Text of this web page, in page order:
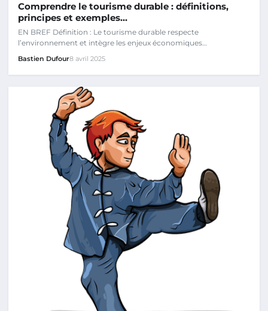
Comprendre le tourisme durable : définitions,
principes et exemples…
EN BREF Définition : Le tourisme durable respecte
l’environnement et intègre les enjeux économiques…
Bastien Dufour8 avril 2025